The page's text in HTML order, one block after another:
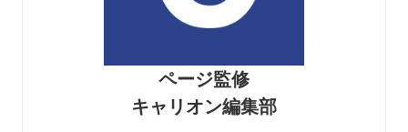
ページ監修
キャリオン編集部